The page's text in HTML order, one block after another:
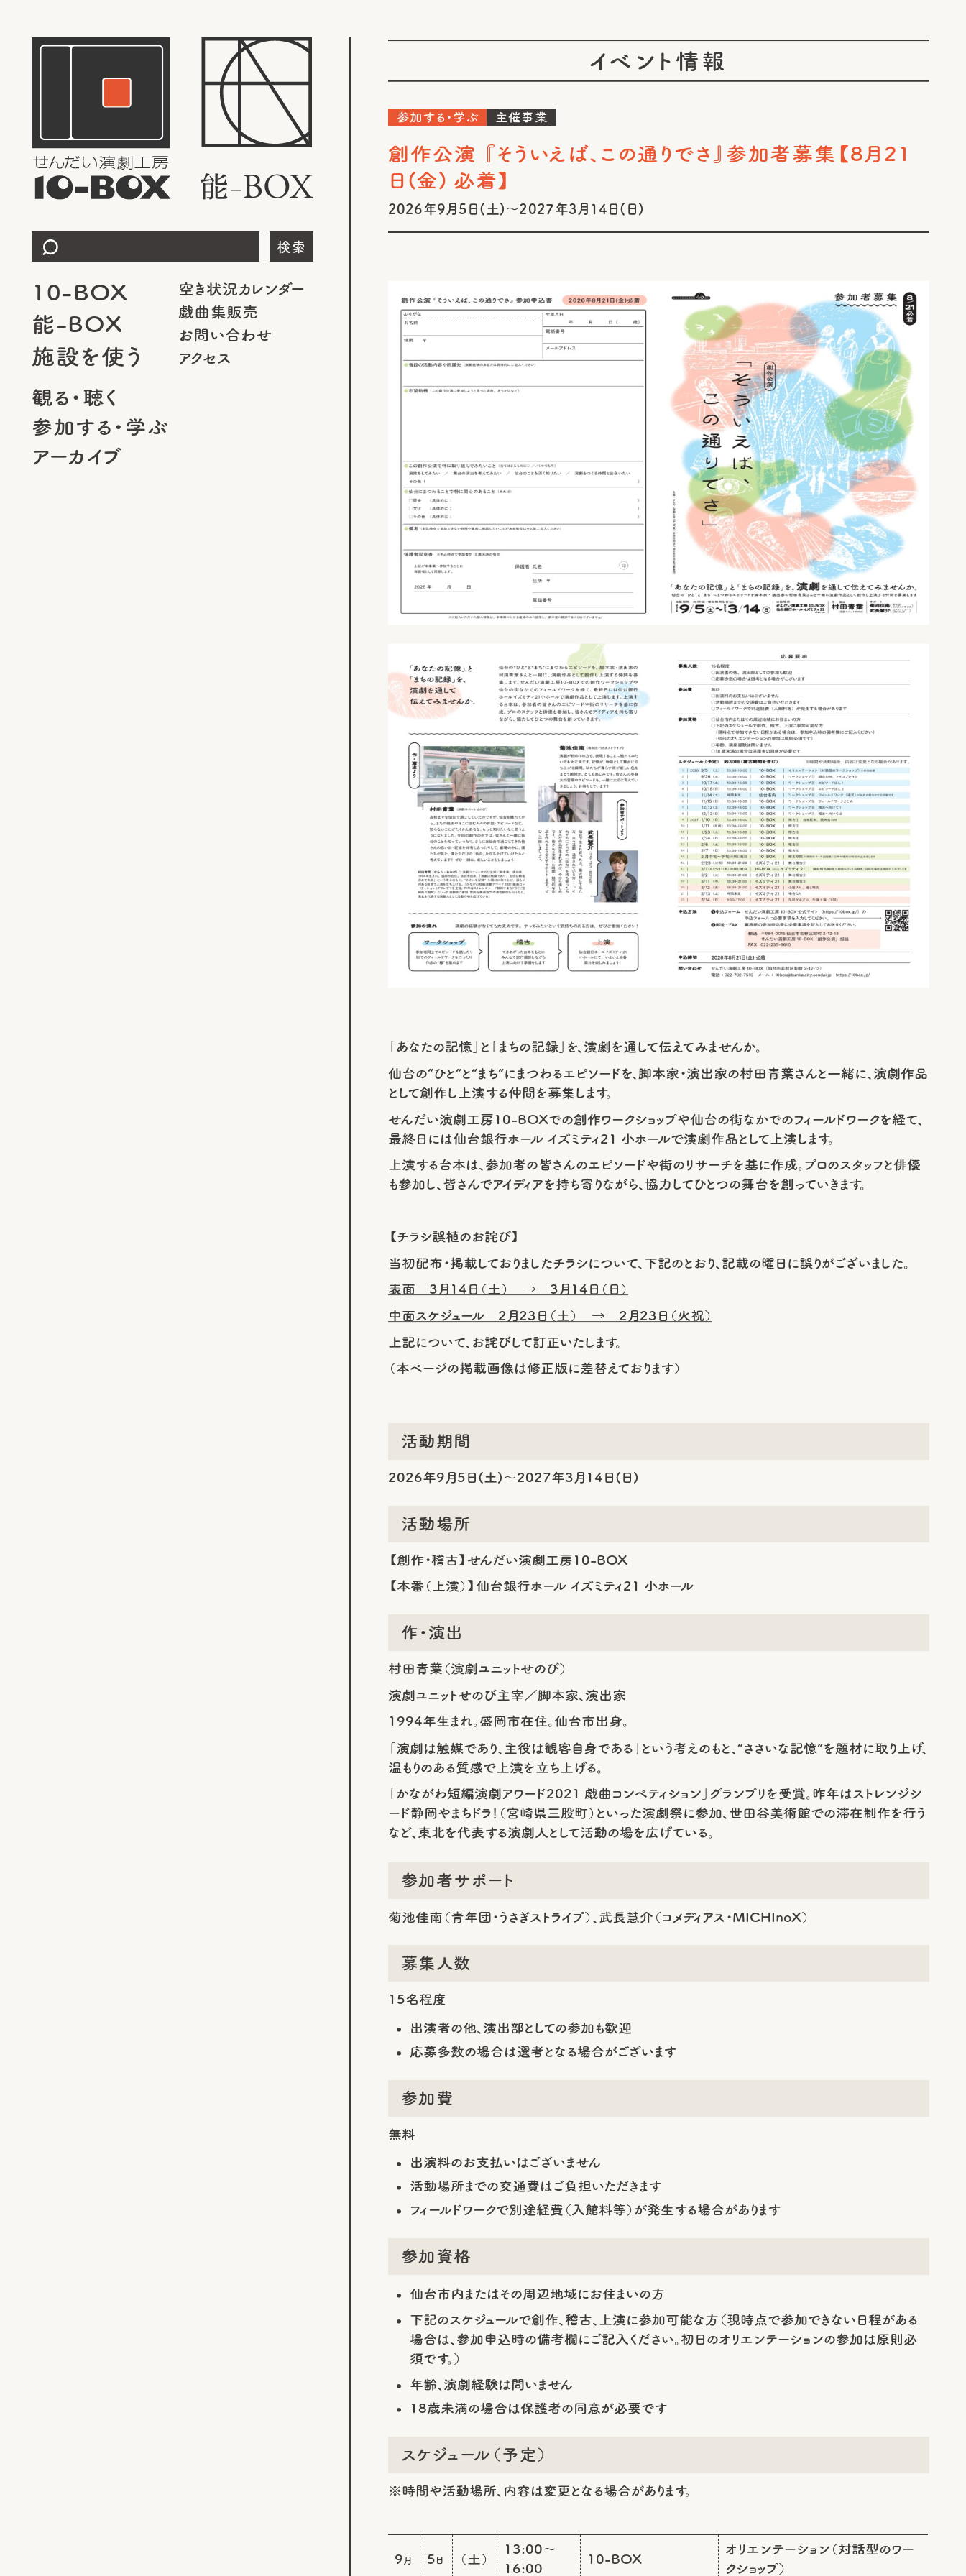
検索
10-BOX
能-BOX
施設を使う
観る・聴く
参加する・学ぶ
アーカイブ
空き状況カレンダー
戯曲集販売
お問い合わせ
アクセス
イベント情報
参加する・学ぶ 主催事業
創作公演 『そういえば、この通りでさ』参加者募集【8月21
日(金) 必着】
2026年9月5日(土)～2027年3月14日(日)
「あなたの記憶」と「まちの記録」を、演劇を通して伝えてみませんか。
仙台の“ひと”と“まち”にまつわるエピソードを、脚本家・演出家の村田青葉さんと一緒に、演劇作品
として創作し上演する仲間を募集します。
せんだい演劇工房10-BOXでの創作ワークショップや仙台の街なかでのフィールドワークを経て、
最終日には仙台銀行ホール イズミティ21 小ホールで演劇作品として上演します。
上演する台本は、参加者の皆さんのエピソードや街のリサーチを基に作成。プロのスタッフと俳優
も参加し、皆さんでアイディアを持ち寄りながら、協力してひとつの舞台を創っていきます。
【チラシ誤植のお詫び】
当初配布・掲載しておりましたチラシについて、下記のとおり、記載の曜日に誤りがございました。
表面 3月14日（土） → 3月14日（日）
中面スケジュール 2月23日（土） → 2月23日（火祝）
上記について、お詫びして訂正いたします。
（本ページの掲載画像は修正版に差替えております）
活動期間
2026年9月5日(土)～2027年3月14日(日)
活動場所
【創作・稽古】せんだい演劇工房10-BOX
【本番（上演）】仙台銀行ホール イズミティ21 小ホール
作・演出
村田青葉（演劇ユニットせのび）
演劇ユニットせのび主宰／脚本家、演出家
1994年生まれ。盛岡市在住。仙台市出身。
「演劇は触媒であり、主役は観客自身である」という考えのもと、“ささいな記憶”を題材に取り上げ、
温もりのある質感で上演を立ち上げる。
「かながわ短編演劇アワード2021 戯曲コンペティション」グランプリを受賞。昨年はストレンジシ
ード静岡やまちドラ！（宮崎県三股町）といった演劇祭に参加、世田谷美術館での滞在制作を行う
など、東北を代表する演劇人として活動の場を広げている。
参加者サポート
菊池佳南（青年団・うさぎストライプ）、武長慧介（コメディアス・MICHInoX）
募集人数
15名程度
出演者の他、演出部としての参加も歓迎
応募多数の場合は選考となる場合がございます
参加費
無料
出演料のお支払いはございません
活動場所までの交通費はご負担いただきます
フィールドワークで別途経費（入館料等）が発生する場合があります
参加資格
仙台市内またはその周辺地域にお住まいの方
下記のスケジュールで創作、稽古、上演に参加可能な方（現時点で参加できない日程がある
場合は、参加申込時の備考欄にご記入ください。初日のオリエンテーションの参加は原則必
須です。）
年齢、演劇経験は問いません
18歳未満の場合は保護者の同意が必要です
スケジュール（予定）
※時間や活動場所、内容は変更となる場合があります。
9 月 5 日 （土）
13:00～
16:00
10-BOX
オリエンテーション（対話型のワー
クショップ）